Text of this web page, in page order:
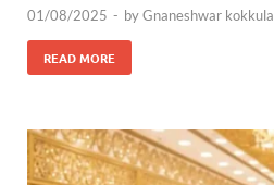
01/08/2025 - byGnaneshwar kokkula
READ MORE